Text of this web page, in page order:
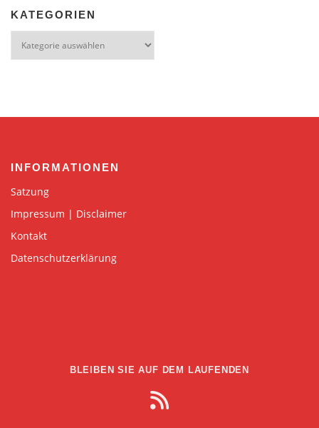
KATEGORIEN
INFORMATIONEN
Satzung
Impressum | Disclaimer
Kontakt
Datenschutzerklärung
BLEIBEN SIE AUF DEM LAUFENDEN